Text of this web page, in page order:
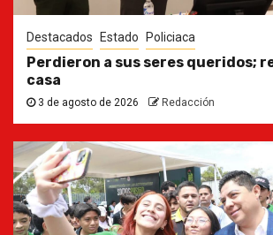
Destacados Estado Policiaca
Perdieron a sus seres queridos;
casa
3 de agosto de 2026 Redacción